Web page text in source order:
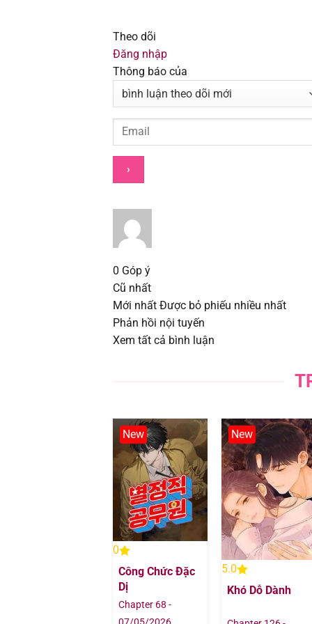
Chapter 27.2
Chapter 27.1
Chapter 26.2
Chapter 26.1
Chapter 25.1
Chapter 23
Chapter 22.2
Chapter 21.1
Chapter 20.2
Chapter 20.1
Chapter 19.2
Chapter 19.1
Chapter 18.2
Theo dõi
Đăng nhập
Thông báo của
0 Góp ý
Cũ nhất
Mới nhất Được bỏ phiếu nhiều nhất
Phản hồi nội tuyến
Xem tất cả bình luận
New
0
Công Chức Đặc
Dị
Chapter 68 -
New
5.0
Khó Dỗ Dành